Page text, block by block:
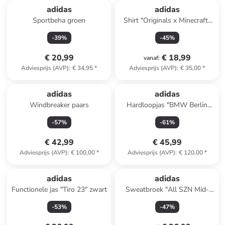
adidas
Sportbeha groen
-39%
€ 20,99
Adviesprijs (AVP): € 34,95*
adidas
Shirt "Originals x Minecraft"
lichtroze
-45%
vanaf: € 18,99
Adviesprijs (AVP): € 35,00*
adidas
Windbreaker paars
-57%
€ 42,99
Adviesprijs (AVP): € 100,00*
adidas
Hardloopjas "BMW Berlin
Marathon 2024 Legends"
donkerblauw
-61%
€ 45,99
Adviesprijs (AVP): € 120,00*
adidas
Functionele jas "Tiro 23" zwart
-53%
adidas
Sweatbroek "All SZN Mid-
Rise Dip-Dye" lichtroze
-47%